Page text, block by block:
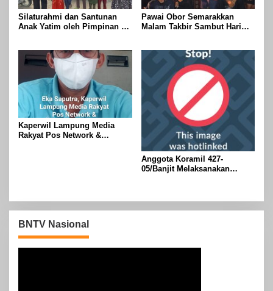
Silaturahmi dan Santunan
Anak Yatim oleh Pimpinan PT
Pawai Obor Semarakkan
Malam Takbir Sambut Hari
Asam, Kecamatan Banjit
Kaperwil Lampung Media
Rakyat Pos Network &
Anggota Koramil 427-
05/Banjit Melaksanakan
BNTV Nasional